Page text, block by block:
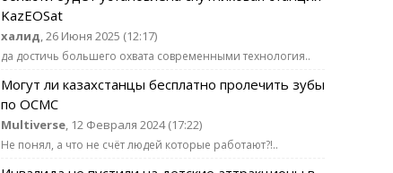
KazEOSat
халид, 26 Июня 2025 (12:17)
да достичь большего охвата современными технология..
Могут ли казахстанцы бесплатно пролечить зубы
по ОСМС
Multiverse, 12 Февраля 2024 (17:22)
Не понял, а что не счёт людей которые работают?!..